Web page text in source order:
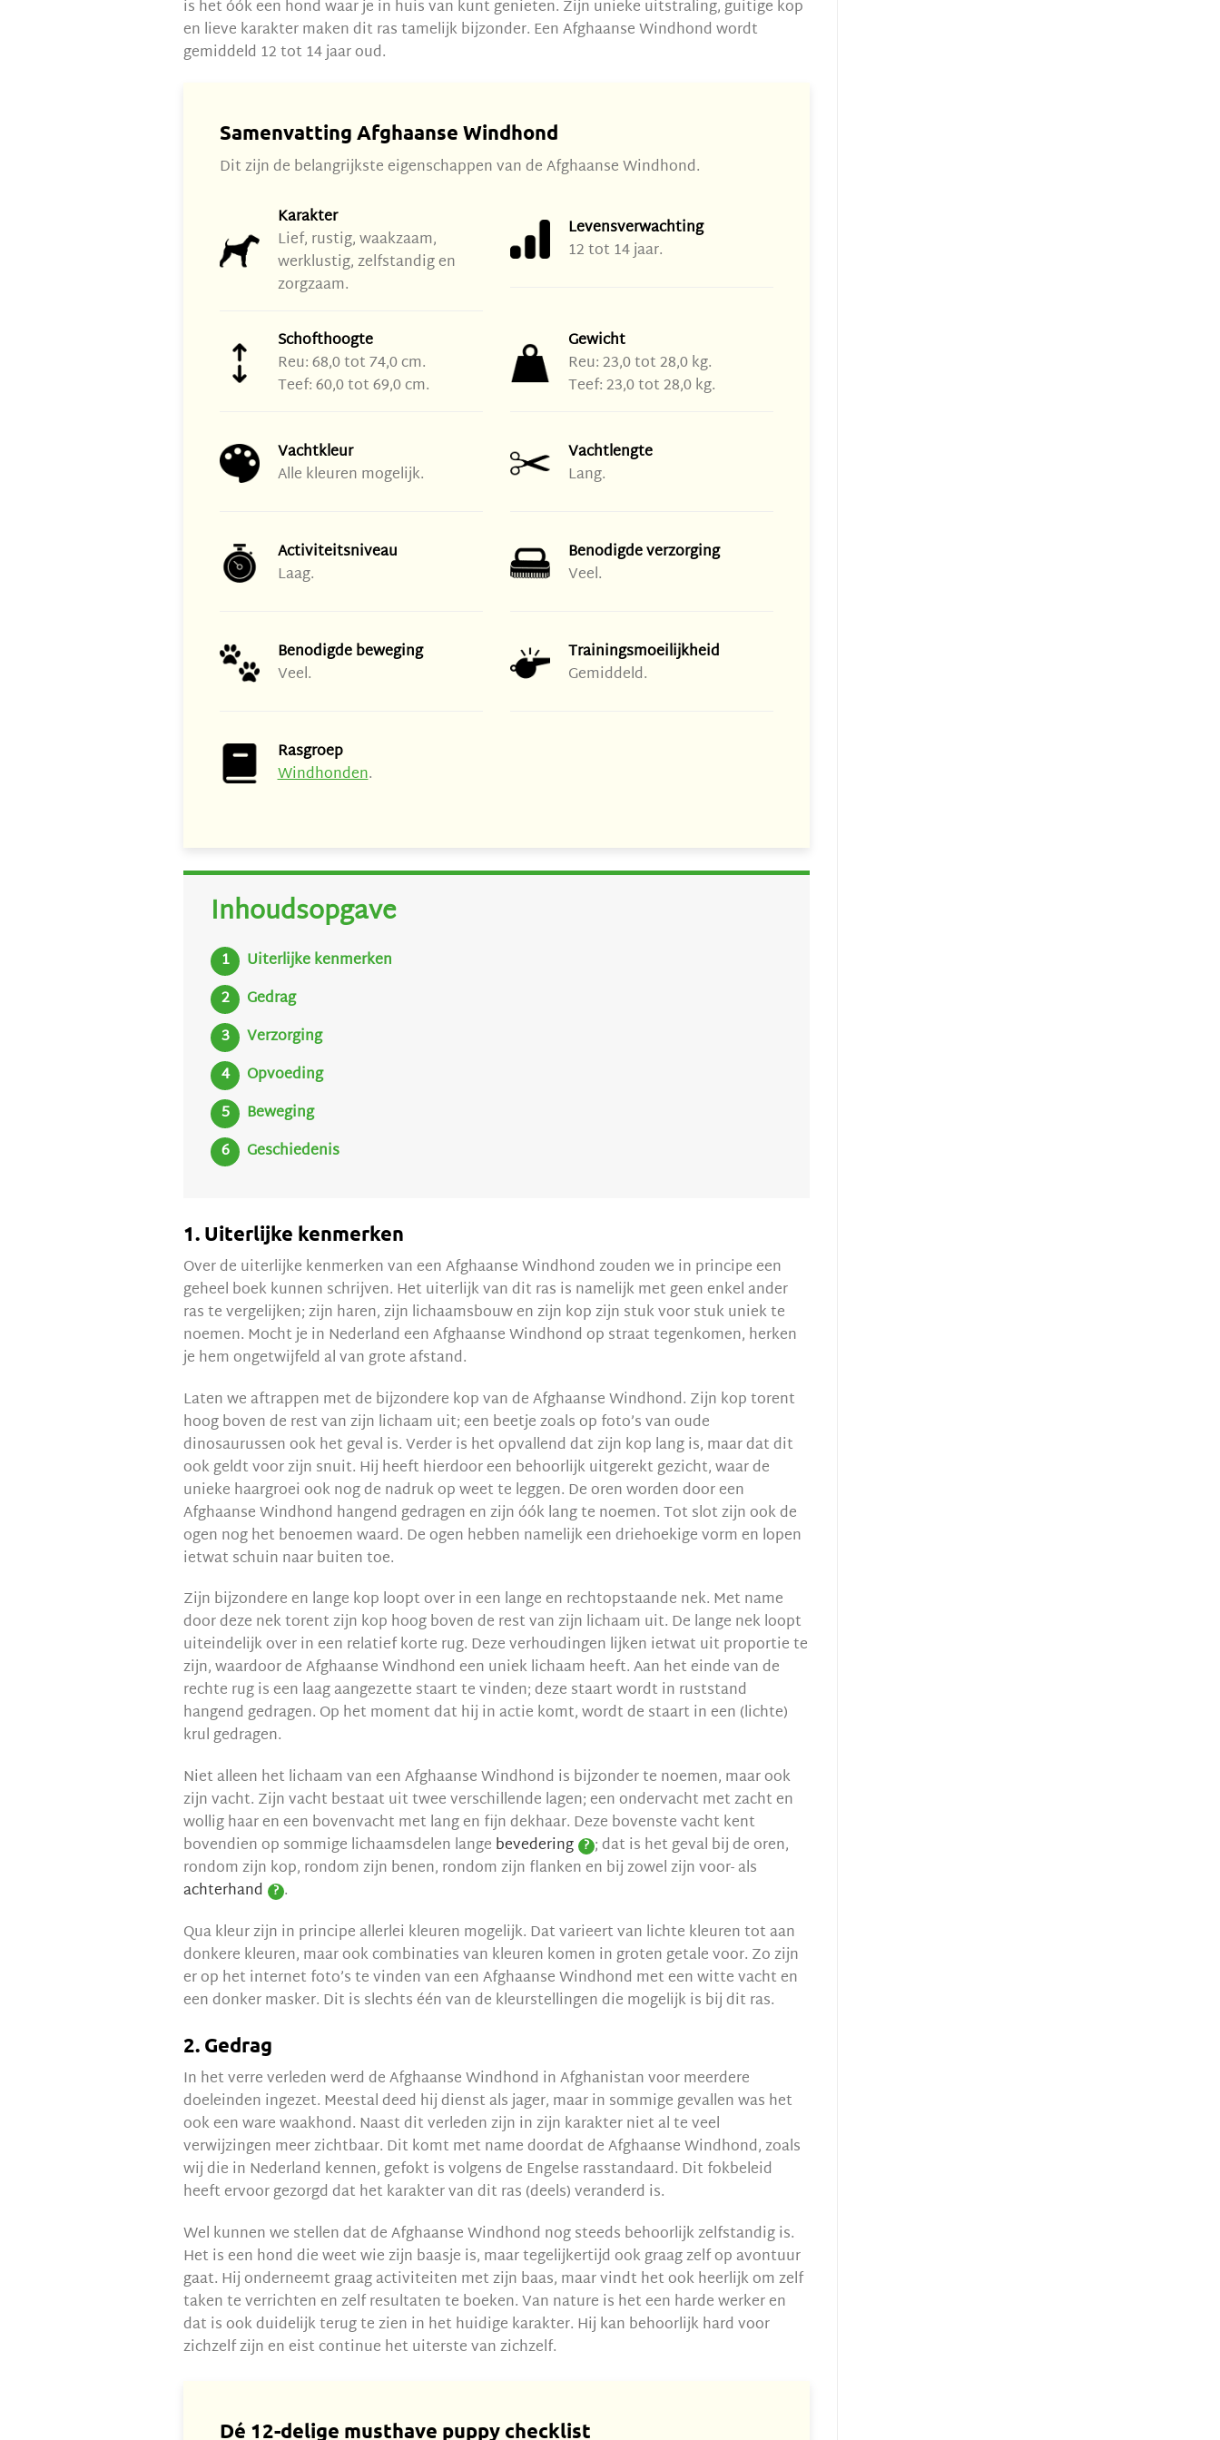
is het óók een hond waar je in huis van kunt genieten. Zijn unieke uitstraling, guitige kop
en lieve karakter maken dit ras tamelijk bijzonder. Een Afghaanse Windhond wordt
gemiddeld 12 tot 14 jaar oud.
Samenvatting Afghaanse Windhond
Dit zijn de belangrijkste eigenschappen van de Afghaanse Windhond.
Karakter
Lief, rustig, waakzaam,
werklustig, zelfstandig en
zorgzaam.
Levensverwachting
12 tot 14 jaar.
Schofthoogte
Reu: 68,0 tot 74,0 cm.
Teef: 60,0 tot 69,0 cm.
Gewicht
Reu: 23,0 tot 28,0 kg.
Teef: 23,0 tot 28,0 kg.
Vachtkleur
Alle kleuren mogelijk.
Vachtlengte
Lang.
Activiteitsniveau
Laag.
Benodigde verzorging
Veel.
Benodigde beweging
Veel.
Trainingsmoeilijkheid
Gemiddeld.
Rasgroep
Windhonden.
Inhoudsopgave
Uiterlijke kenmerken
Gedrag
Verzorging
Opvoeding
Beweging
Geschiedenis
1. Uiterlijke kenmerken
Over de uiterlijke kenmerken van een Afghaanse Windhond zouden we in principe een
geheel boek kunnen schrijven. Het uiterlijk van dit ras is namelijk met geen enkel ander
ras te vergelijken; zijn haren, zijn lichaamsbouw en zijn kop zijn stuk voor stuk uniek te
noemen. Mocht je in Nederland een Afghaanse Windhond op straat tegenkomen, herken
je hem ongetwijfeld al van grote afstand.
Laten we aftrappen met de bijzondere kop van de Afghaanse Windhond. Zijn kop torent
hoog boven de rest van zijn lichaam uit; een beetje zoals op foto’s van oude
dinosaurussen ook het geval is. Verder is het opvallend dat zijn kop lang is, maar dat dit
ook geldt voor zijn snuit. Hij heeft hierdoor een behoorlijk uitgerekt gezicht, waar de
unieke haargroei ook nog de nadruk op weet te leggen. De oren worden door een
Afghaanse Windhond hangend gedragen en zijn óók lang te noemen. Tot slot zijn ook de
ogen nog het benoemen waard. De ogen hebben namelijk een driehoekige vorm en lopen
ietwat schuin naar buiten toe.
Zijn bijzondere en lange kop loopt over in een lange en rechtopstaande nek. Met name
door deze nek torent zijn kop hoog boven de rest van zijn lichaam uit. De lange nek loopt
uiteindelijk over in een relatief korte rug. Deze verhoudingen lijken ietwat uit proportie te
zijn, waardoor de Afghaanse Windhond een uniek lichaam heeft. Aan het einde van de
rechte rug is een laag aangezette staart te vinden; deze staart wordt in ruststand
hangend gedragen. Op het moment dat hij in actie komt, wordt de staart in een (lichte)
krul gedragen.
Niet alleen het lichaam van een Afghaanse Windhond is bijzonder te noemen, maar ook
zijn vacht. Zijn vacht bestaat uit twee verschillende lagen; een ondervacht met zacht en
wollig haar en een bovenvacht met lang en fijn dekhaar. Deze bovenste vacht kent
bovendien op sommige lichaamsdelen lange bevedering ? ; dat is het geval bij de oren,
rondom zijn kop, rondom zijn benen, rondom zijn flanken en bij zowel zijn voor- als
achterhand ? .
Qua kleur zijn in principe allerlei kleuren mogelijk. Dat varieert van lichte kleuren tot aan
donkere kleuren, maar ook combinaties van kleuren komen in groten getale voor. Zo zijn
er op het internet foto’s te vinden van een Afghaanse Windhond met een witte vacht en
een donker masker. Dit is slechts één van de kleurstellingen die mogelijk is bij dit ras.
2. Gedrag
In het verre verleden werd de Afghaanse Windhond in Afghanistan voor meerdere
doeleinden ingezet. Meestal deed hij dienst als jager, maar in sommige gevallen was het
ook een ware waakhond. Naast dit verleden zijn in zijn karakter niet al te veel
verwijzingen meer zichtbaar. Dit komt met name doordat de Afghaanse Windhond, zoals
wij die in Nederland kennen, gefokt is volgens de Engelse rasstandaard. Dit fokbeleid
heeft ervoor gezorgd dat het karakter van dit ras (deels) veranderd is.
Wel kunnen we stellen dat de Afghaanse Windhond nog steeds behoorlijk zelfstandig is.
Het is een hond die weet wie zijn baasje is, maar tegelijkertijd ook graag zelf op avontuur
gaat. Hij onderneemt graag activiteiten met zijn baas, maar vindt het ook heerlijk om zelf
taken te verrichten en zelf resultaten te boeken. Van nature is het een harde werker en
dat is ook duidelijk terug te zien in het huidige karakter. Hij kan behoorlijk hard voor
zichzelf zijn en eist continue het uiterste van zichzelf.
Dé 12-delige musthave puppy checklist